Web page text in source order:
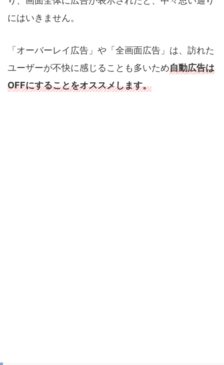
にはいきません。
「オーバーレイ広告」や「全画面広告」は、訪れた
ユーザーが不快に感じることも多いため自動広告は
OFFにすることをオススメします。